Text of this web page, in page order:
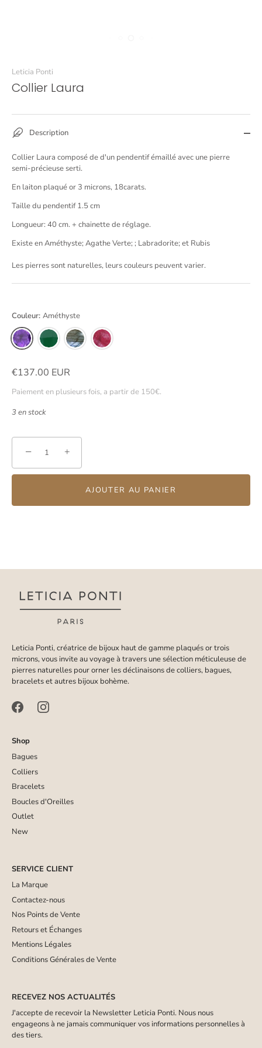
Leticia Ponti
Collier Laura
Description
Collier Laura composé de d'un pendentif émaillé avec une pierre
semi-précieuse serti.
En laiton plaqué or 3 microns, 18carats.
Taille du pendentif 1.5 cm
Longueur: 40 cm. + chainette de réglage.
Existe en Améthyste; Agathe Verte; ; Labradorite; et Rubis
Les pierres sont naturelles, leurs couleurs peuvent varier.
Couleur: Améthyste
€137.00 EUR
Paiement en plusieurs fois, a partir de 150€.
3 en stock
− +
AJOUTER AU PANIER
Leticia Ponti, créatrice de bijoux haut de gamme plaqués or trois
microns, vous invite au voyage à travers une sélection méticuleuse de
pierres naturelles pour orner les déclinaisons de colliers, bagues,
bracelets et autres bijoux bohème.
Shop
Bagues
Colliers
Bracelets
Boucles d'Oreilles
Outlet
New
SERVICE CLIENT
La Marque
Contactez-nous
Nos Points de Vente
Retours et Échanges
Mentions Légales
Conditions Générales de Vente
RECEVEZ NOS ACTUALITÉS
J'accepte de recevoir la Newsletter Leticia Ponti. Nous nous
engageons à ne jamais communiquer vos informations personnelles à
des tiers.